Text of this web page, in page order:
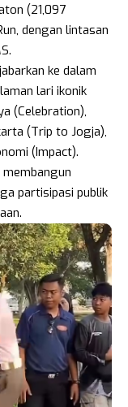
(21,097
dengan lintasan
ke dalam
lari ikonik
(Celebration),
(Trip to Jogja),
(Impact).
partisipasi publik